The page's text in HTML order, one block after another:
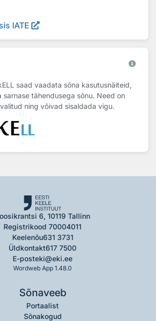
IATE
saad vaadata sõna kasutusnäiteid,
sarnase tähendusega sõnu. Need on
ning võivad sisaldada vigu.
6, 10119 Tallinn
Registrikood 70004011
Keelenõu631 3731
Üldkontakt617 7500
E-posteki@eki.ee
Wordweb App 1.48.0
Sõnaveeb
Portaalist
Sõnakogud